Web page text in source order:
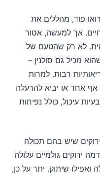
פוד, מהללים את
אך למעשה, אסור
לא רק שהטעם של
מכיל גם סולנין –
רבות. למרות
אחד או יביא להרעלה
עיכול, כולל נפיחות
שיש בהם תכולה
ירוקים גולמיים עלולה
שיתוק. יתר על כן,